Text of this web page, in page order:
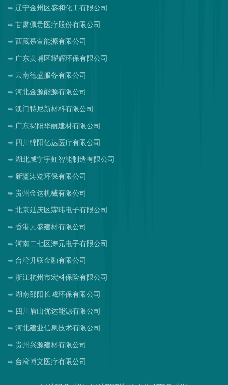
辽宁金州区盛和化工有限公司
甘肃佩贵医疗股份有限公司
西藏慕萱能源有限公司
广东黄埔区耀辉环保有限公司
云南德盛服务有限公司
河北金源能源有限公司
澳门特尼新材料有限公司
广东揭阳华丽建材有限公司
四川绵阳亿达医疗有限公司
湖北咸宁宇虹智能制造有限公司
新疆涛览环保有限公司
贵州金达机械有限公司
北京延庆区霖玮电子有限公司
香港元盛建材有限公司
河南二七区涛元电子有限公司
台湾升联金融有限公司
浙江杭州市宏科保险有限公司
湖南邵阳长城环保有限公司
四川眉山优达能源有限公司
河北建业信息技术有限公司
贵州兴源建材有限公司
台湾博文医疗有限公司